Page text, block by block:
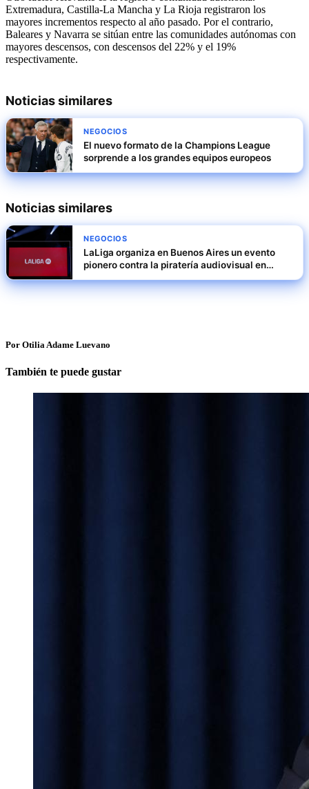
Extremadura, Castilla-La Mancha y La Rioja registraron los
mayores incrementos respecto al año pasado. Por el contrario,
Baleares y Navarra se sitúan entre las comunidades autónomas con
mayores descensos, con descensos del 22% y el 19%
respectivamente.
Noticias similares
NEGOCIOS
El nuevo formato de la Champions League
sorprende a los grandes equipos europeos
Noticias similares
NEGOCIOS
LaLiga organiza en Buenos Aires un evento
pionero contra la piratería audiovisual en
Latinoamérica
Por Otilia Adame Luevano
También te puede gustar